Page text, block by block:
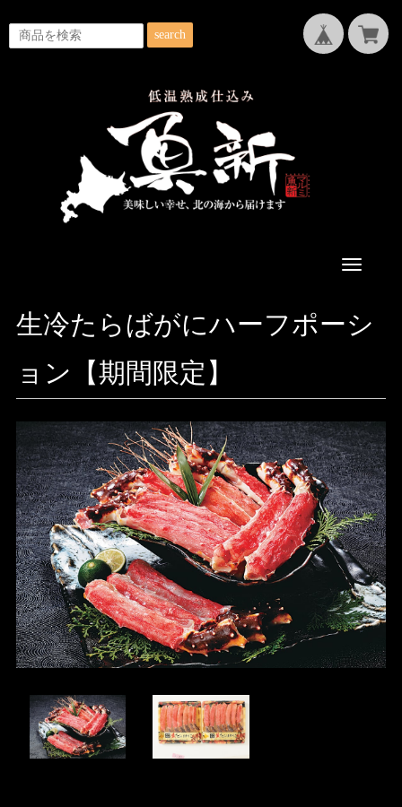
search
Toggle
生冷たらばがにハーフポーシ
ョン【期間限定】